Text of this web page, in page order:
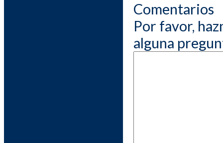
Comentarios
Por favor,
alguna